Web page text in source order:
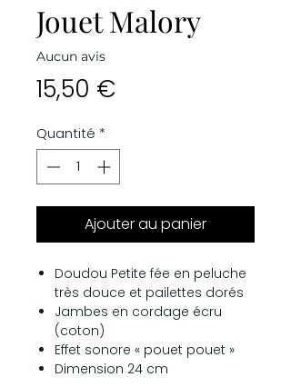
Jouet Malory
Aucun avis
15,50 €Prix
Quantité *
Ajouter au panier
Doudou Petite fée en peluche
très douce et pailettes dorés
Jambes en cordage écru
(coton)
Effet sonore « pouet pouet »
Dimension 24 cm